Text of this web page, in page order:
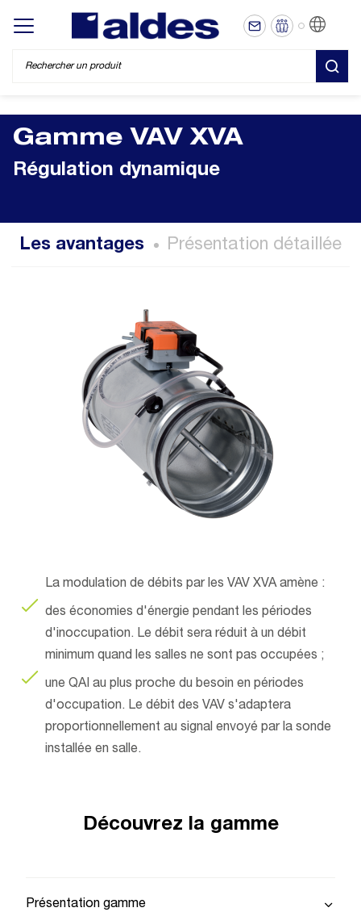
Display/hide main menu
Gamme VAV XVA
Régulation dynamique
Les avantages Présentation détaillée
La modulation de débits par les VAV XVA amène :
des économies d'énergie pendant les périodes
d'inoccupation. Le débit sera réduit à un débit
minimum quand les salles ne sont pas occupées ;
une QAI au plus proche du besoin en périodes
d'occupation. Le débit des VAV s'adaptera
proportionnellement au signal envoyé par la sonde
installée en salle.
Découvrez la gamme
Présentation gamme